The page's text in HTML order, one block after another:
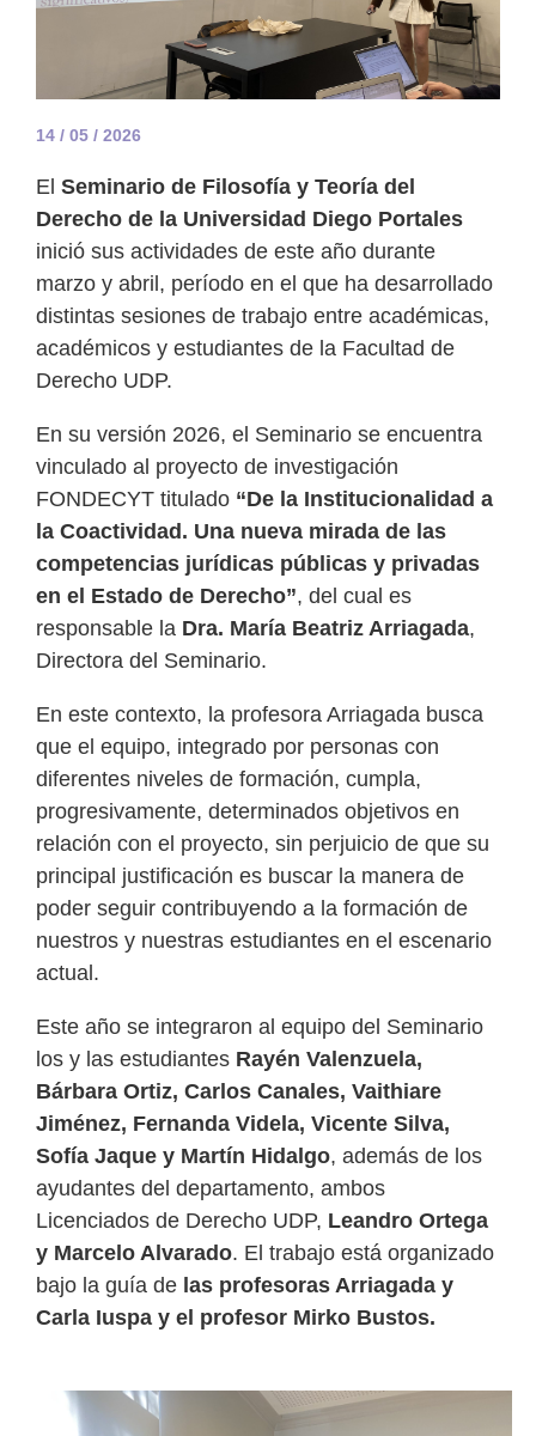
14 / 05 / 2026
El Seminario de Filosofía y Teoría del
Derecho de la Universidad Diego Portales
inició sus actividades de este año durante
marzo y abril, período en el que ha desarrollado
distintas sesiones de trabajo entre académicas,
académicos y estudiantes de la Facultad de
Derecho UDP.
En su versión 2026, el Seminario se encuentra
vinculado al proyecto de investigación
FONDECYT titulado “De la Institucionalidad a
la Coactividad. Una nueva mirada de las
competencias jurídicas públicas y privadas
en el Estado de Derecho”, del cual es
responsable la Dra. María Beatriz Arriagada,
Directora del Seminario.
En este contexto, la profesora Arriagada busca
que el equipo, integrado por personas con
diferentes niveles de formación, cumpla,
progresivamente, determinados objetivos en
relación con el proyecto, sin perjuicio de que su
principal justificación es buscar la manera de
poder seguir contribuyendo a la formación de
nuestros y nuestras estudiantes en el escenario
actual.
Este año se integraron al equipo del Seminario
los y las estudiantes Rayén Valenzuela,
Bárbara Ortiz, Carlos Canales, Vaithiare
Jiménez, Fernanda Videla, Vicente Silva,
Sofía Jaque y Martín Hidalgo, además de los
ayudantes del departamento, ambos
Licenciados de Derecho UDP, Leandro Ortega
y Marcelo Alvarado. El trabajo está organizado
bajo la guía de las profesoras Arriagada y
Carla Iuspa y el profesor Mirko Bustos.